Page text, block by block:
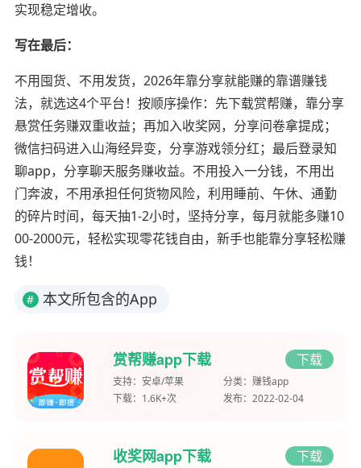
实现稳定增收。
写在最后：
不用囤货、不用发货，2026年靠分享就能赚的靠谱赚钱
法，就选这4个平台！按顺序操作：先下载赏帮赚，靠分享
悬赏任务赚双重收益；再加入收奖网，分享问卷拿提成；
微信扫码进入山海经异变，分享游戏领分红；最后登录知
聊app，分享聊天服务赚收益。不用投入一分钱，不用出
门奔波，不用承担任何货物风险，利用睡前、午休、通勤
的碎片时间，每天抽1-2小时，坚持分享，每月就能多赚10
00-2000元，轻松实现零花钱自由，新手也能靠分享轻松赚
钱！
# 本文所包含的App
赏帮赚app下载 下载
支持： 安卓/苹果 分类： 赚钱app
下载： 1.6K+次 发布： 2022-02-04
收奖网app下载 下载